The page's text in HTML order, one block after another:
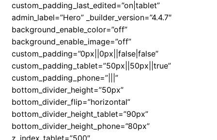
custom_padding_last_edited=”on|tablet”
admin_label=”Hero” _builder_version=”4.4.7″
background_enable_color=”off”
background_enable_image=”off”
custom_padding=”0px||0px||false|false”
custom_padding_tablet=”50px||50px||true”
custom_padding_phone=”|||”
bottom_divider_height=”50px”
bottom_divider_flip=”horizontal”
bottom_divider_height_tablet=”90px”
bottom_divider_height_phone=”80px”